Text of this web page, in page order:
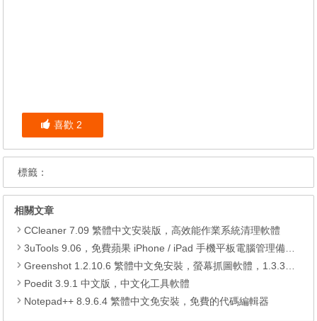
喜歡 2
標籤：
相關文章
CCleaner 7.09 繁體中文安裝版，高效能作業系統清理軟體
3uTools 9.06，免費蘋果 iPhone / iPad 手機平板電腦管理備份還原軟體
Greenshot 1.2.10.6 繁體中文免安裝，螢幕抓圖軟體，1.3.315 安裝版
Poedit 3.9.1 中文版，中文化工具軟體
Notepad++ 8.9.6.4 繁體中文免安裝，免費的代碼編輯器